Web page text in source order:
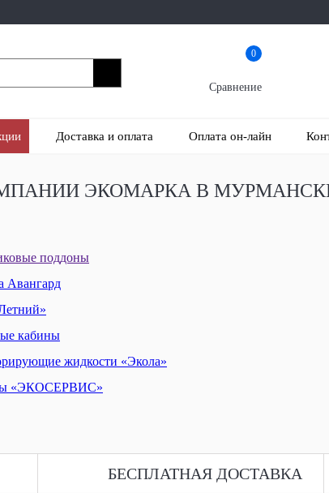
0
Сравнение
Доставка и оплата Оплата он-лайн
ЭКОМАРКА В
БЕСПЛАТНАЯ ДОСТАВКА